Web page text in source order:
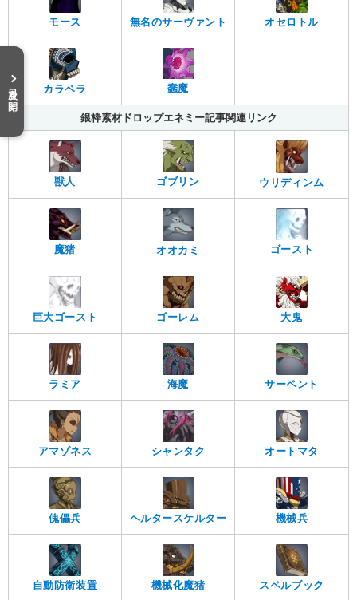
モース 無名のサーヴァント オセロトル
カラベラ 蠢魔
銀枠素材ドロップエネミー記事関連リンク
獣人 ゴブリン ウリディンム
魔猪 オオカミ ゴースト
巨大ゴースト ゴーレム 大鬼
ラミア 海魔 サーペント
アマゾネス シャンタク オートマタ
傀儡兵 ヘルタースケルター 機械兵
自動防衛装置 機械化魔猪 スペルブック
目次を開く